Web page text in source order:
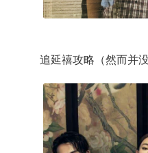
追延禧攻略（然而并没